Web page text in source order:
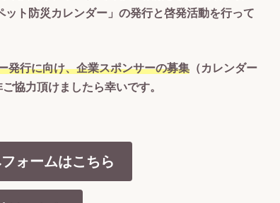
ット防災カレンダー」の発行と啓発活動を行って
発行に向け、企業スポンサーの募集 （カレンダー
協力頂けましたら幸いです。
ォームはこちら